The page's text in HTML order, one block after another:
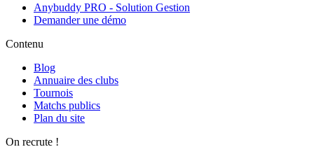
Anybuddy PRO - Solution Gestion
Demander une démo
Contenu
Blog
Annuaire des clubs
Tournois
Matchs publics
Plan du site
On recrute !